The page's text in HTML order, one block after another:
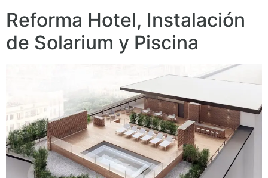
Reforma Hotel, Instalación
de Solarium y Piscina